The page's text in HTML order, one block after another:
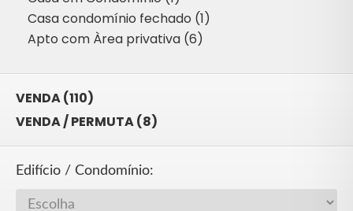
Casa condomínio fechado (1)
Apto com Àrea privativa (6)
VENDA (110)
VENDA / PERMUTA (8)
Edifício / Condomínio: